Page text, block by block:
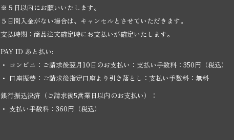
※５日以内にお願いいたします。
５日間入金がない場合は、キャンセルとさせていただきます。
支払時期：商品注文確定時にお支払いが確定いたします。
PAY ID あと払い:
・ コンビニ：ご請求後翌月10日のお支払い：支払い手数料：350円（税込）
・ 口座振替：ご請求後指定口座より引き落とし：支払い手数料：無料
銀行振込決済（ご請求後5営業日以内のお支払い）：
・ 支払い手数料：360円（税込）